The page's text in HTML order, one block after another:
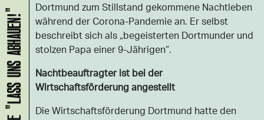
Dortmund zum Stillstand gekommene Nachtleben
während der Corona-Pandemie an. Er selbst
beschreibt sich als „begeisterten Dortmunder und
stolzen Papa einer 9-Jährigen“.
Nachtbeauftragter ist bei der
Wirtschaftsförderung angestellt
Die Wirtschaftsförderung Dortmund hatte den